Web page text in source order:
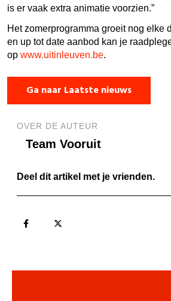
is er vaak extra animatie voorzien.”
Het zomerprogramma groeit nog elke
en up tot date aanbod kan je
op www.uitinleuven.be.
Ga naar Laatste nieuws
OVER DE AUTEUR
Team Vooruit
Deel dit artikel met je vrienden.